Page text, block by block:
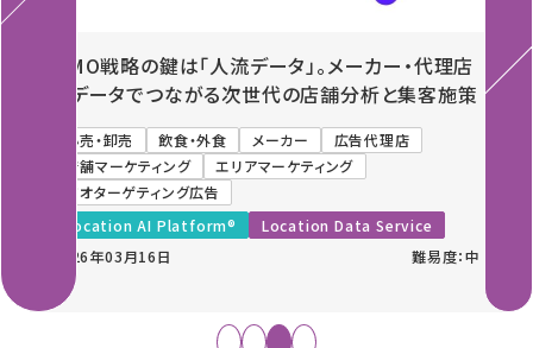
OMO戦略の鍵は「人流データ」。メーカー・代理店
とデータでつながる次世代の店舗分析と集客施策
小売・卸売 飲食・外食 メーカー
広告代理店
店舗マーケティング
エリアマーケティング
ジオターゲティング広告
Location AI Platform®
Location Data Service
2026年03月16日
難易度：中